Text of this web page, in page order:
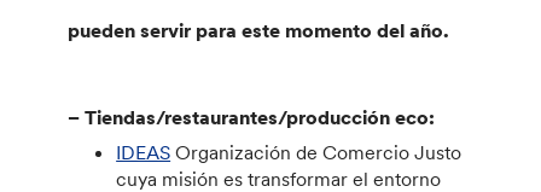
pueden servir para este momento del año.
– Tiendas/restaurantes/producción eco:
IDEAS Organización de Comercio Justo
cuya misión es transformar el entorno